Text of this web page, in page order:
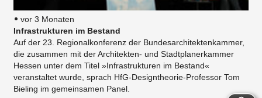
vor 3 Monaten
Infrastrukturen im Bestand
Auf der 23. Regionalkonferenz der Bundesarchitektenkammer,
die zusammen mit der Architekten- und Stadtplanerkammer
Hessen unter dem Titel »Infrastrukturen im Bestand«
veranstaltet wurde, sprach HfG-Designtheorie-Professor Tom
Bieling im gemeinsamen Panel.